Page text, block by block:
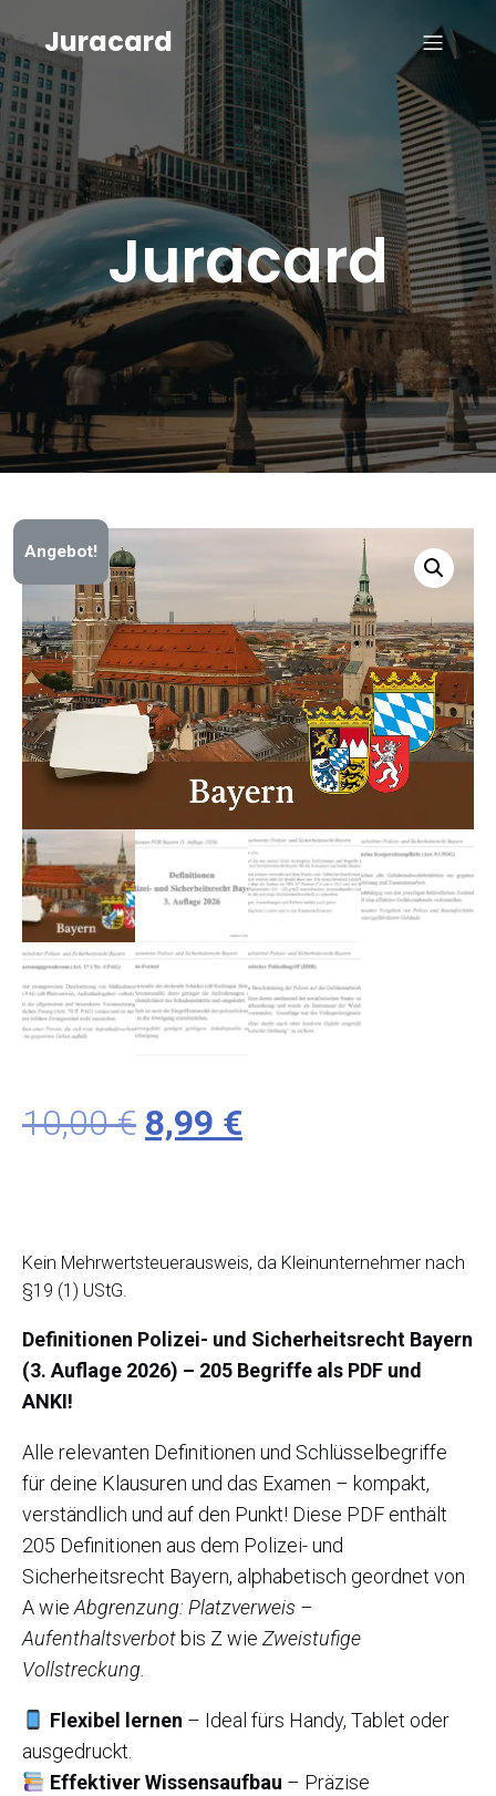
Juracard
Juracard
Angebot!
10,00€ Ursprünglicher
8,99 €
Kein Mehrwertsteuerausweis, da Kleinunternehmer nach
§19 (1) UStG.
Definitionen Polizei- und Sicherheitsrecht Bayern
(3. Auflage 2026) – 205 Begriffe als PDF und
ANKI!
Alle relevanten Definitionen und Schlüsselbegriffe
für deine Klausuren und das Examen – kompakt,
verständlich und auf den Punkt! Diese PDF enthält
205 Definitionen aus dem Polizei- und
Sicherheitsrecht Bayern, alphabetisch geordnet von
A wie Abgrenzung: Platzverweis –
Aufenthaltsverbot bis Z wie Zweistufige
Vollstreckung.
Flexibel lernen – Ideal fürs Handy, Tablet oder
ausgedruckt.
Effektiver Wissensaufbau – Präzise